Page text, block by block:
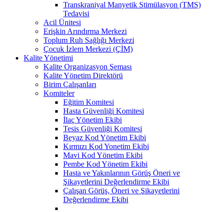
Transkraniyal Manyetik Stimülasyon (TMS)
Tedavisi
Acil Ünitesi
Erişkin Arındırma Merkezi
Toplum Ruh Sağlığı Merkezi
Çocuk İzlem Merkezi (ÇİM)
Kalite Yönetimi
Kalite Organizasyon Şeması
Kalite Yönetim Direktörü
Birim Çalışanları
Komiteler
Eğitim Komitesi
Hasta Güvenliği Komitesi
İlaç Yönetim Ekibi
Tesis Güvenliği Komitesi
Beyaz Kod Yönetim Ekibi
Kırmızı Kod Yonetim Ekibi
Mavi Kod Yönetim Ekibi
Pembe Kod Yönetim Ekibi
Hasta ve Yakınlarının Görüş Öneri ve
Şikayetlerini Değerlendirme Ekibi
Çalışan Görüş, Öneri ve Şikayetlerini
Değerlendirme Ekibi